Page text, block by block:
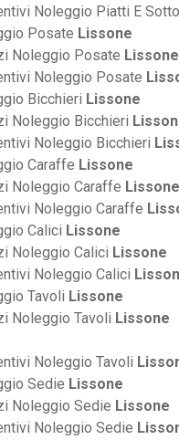
Noleggio Piatti E
Posate Lissone
Noleggio Posate Lissone
Noleggio Posate
Bicchieri Lissone
Noleggio Bicchieri
Noleggio Bicchieri
Caraffe Lissone
Noleggio Caraffe Lissone
Noleggio Caraffe
Calici Lissone
Noleggio Calici Lissone
Noleggio Calici
Tavoli Lissone
Noleggio Tavoli Lissone
Noleggio Tavoli
Sedie Lissone
Noleggio Sedie Lissone
Noleggio Sedie